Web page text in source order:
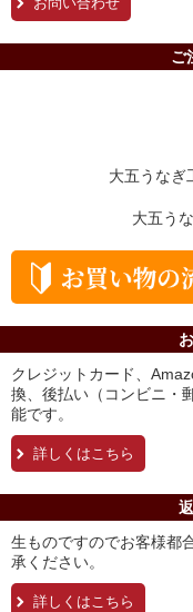
ご
大五うなぎ
大五う
クレジットカード、
換、後払い（コンビニ・
能です。
詳しくはこちら
生ものですのでお客様都
承ください。
詳しくはこちら